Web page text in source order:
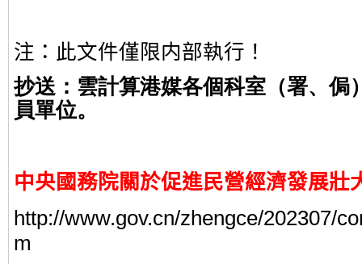
注：此文件僅限内部執行！
抄送：雲計算港媒各個科室（署、侷
員單位。
中央國務院關於促進民營經濟發展壯
http://www.gov.cn/zhengce/202307/
m